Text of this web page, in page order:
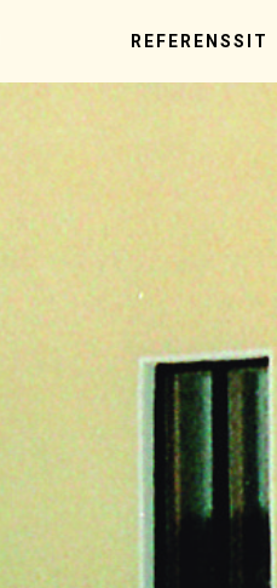
REFERENSSIT